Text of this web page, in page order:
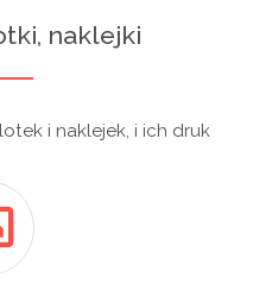
naklejki
i naklejek, i ich druk